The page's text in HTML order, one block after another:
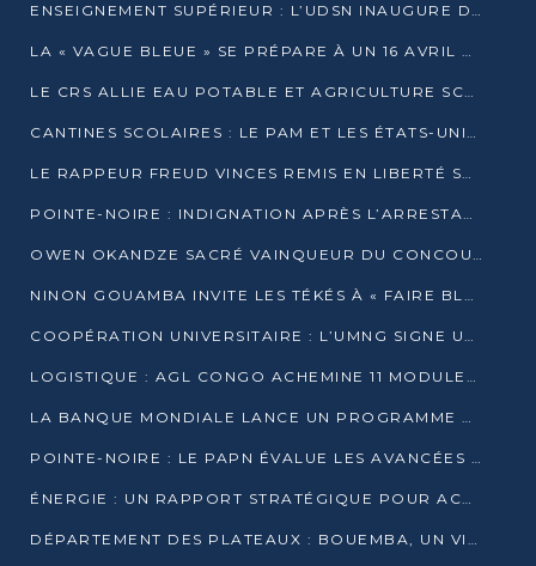
ENSEIGNEMENT SUPÉRIEUR : L’UDSN INAUGURE DES LABORATOIRES POUR BOOSTER LA FORMATION PRATIQUE
LA « VAGUE BLEUE » SE PRÉPARE À UN 16 AVRIL HISTORIQUE
LE CRS ALLIE EAU POTABLE ET AGRICULTURE SCOLAIRE AU CŒUR DE LA TRANSFORMATION DES ÉCOLES RURALES
CANTINES SCOLAIRES : LE PAM ET LES ÉTATS-UNIS AU CONTACT DES ÉCOLIERS DE KINKALA
LE RAPPEUR FREUD VINCES REMIS EN LIBERTÉ SOUS PRESSION MÉDIATIQUE
POINTE-NOIRE : INDIGNATION APRÈS L’ARRESTATION DU RAPPEUR FREUD VINCES
OWEN OKANDZE SACRÉ VAINQUEUR DU CONCOURS SLAM POUR LA VIE
NINON GOUAMBA INVITE LES TÉKÉS À « FAIRE BLOC » POUR PESER DANS LE DÉBAT NATIONAL
COOPÉRATION UNIVERSITAIRE : L’UMNG SIGNE UN ACCORD STRATÉGIQUE AVEC L’UNIVERSITÉ HAINAN EN CHINE
LOGISTIQUE : AGL CONGO ACHEMINE 11 MODULES GÉANTS JUSQU’À BRAZZAVILLE
LA BANQUE MONDIALE LANCE UN PROGRAMME DE 394 MILLIONS DE DOLLARS POUR LE BASSIN DU CONGO
POINTE-NOIRE : LE PAPN ÉVALUE LES AVANCÉES DU MÔLE EST
ÉNERGIE : UN RAPPORT STRATÉGIQUE POUR ACCÉLÉRER LA TRANSITION AU CONGO
DÉPARTEMENT DES PLATEAUX : BOUEMBA, UN VIVIER ÉCONOMIQUE PRÊT À EXPLOSER